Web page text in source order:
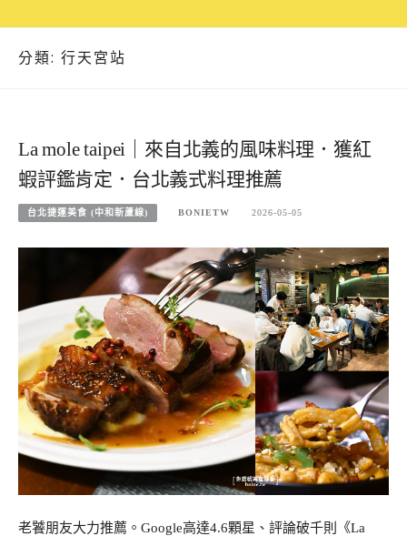
分類: 行天宮站
La mole taipei｜來自北義的風味料理．獲紅
蝦評鑑肯定．台北義式料理推薦
台北捷運美食 (中和新蘆線) BONIETW 2026-05-05
老饕朋友大力推薦。Google高達4.6顆星、評論破千則《La